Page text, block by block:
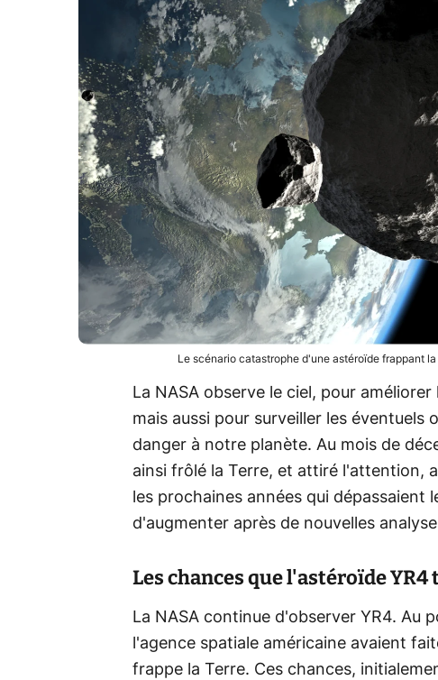
Le scénario catastrophe d'une astéroïde frappant
La NASA observe le ciel, pour
mais aussi pour surveiller les éventuels
danger à notre planète. Au mois de
ainsi frôlé la Terre, et attiré l'attention,
les prochaines années qui dépassaient
d'augmenter après de nouvelles
Les chances que l'astéroïde YR4
La NASA continue d'observer YR4. Au
l'agence spatiale américaine avaient
frappe la Terre. Ces chances,